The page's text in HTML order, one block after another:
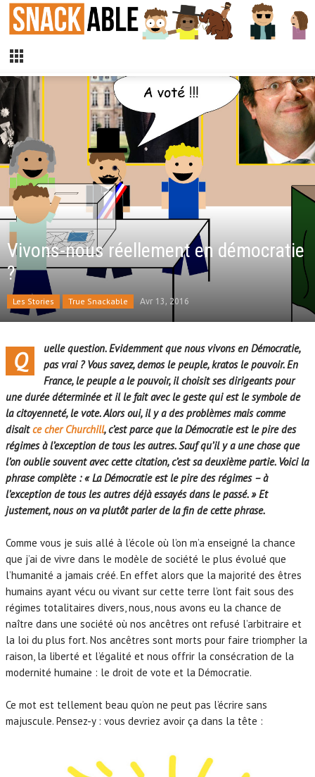
Vivons-nous réellement en démocratie
?
Les Stories True Snackable Avr 13, 2016
Q
uelle question. Evidemment que nous vivons en Démocratie,
pas vrai ? Vous savez, demos le peuple, kratos le pouvoir. En
France, le peuple a le pouvoir, il choisit ses dirigeants pour
une durée déterminée et il le fait avec le geste qui est le symbole de
la citoyenneté, le vote. Alors oui, il y a des problèmes mais comme
disaitce cher Churchill, c’est parce que la Démocratie est le pire des
régimes à l’exception de tous les autres. Sauf qu’il y a une chose que
l’on oublie souvent avec cette citation, c’est sa deuxième partie. Voici la
phrase complète : « La Démocratie est le pire des régimes – à
l’exception de tous les autres déjà essayés dans le passé. » Et
justement, nous on va plutôt parler de la fin de cette phrase.
Comme vous je suis allé à l’école où l’on m’a enseigné la chance
que j’ai de vivre dans le modèle de société le plus évolué que
l’humanité a jamais créé. En effet alors que la majorité des êtres
humains ayant vécu ou vivant sur cette terre l’ont fait sous des
régimes totalitaires divers, nous, nous avons eu la chance de
naître dans une société où nos ancêtres ont refusé l’arbitraire et
la loi du plus fort. Nos ancêtres sont morts pour faire triompher la
raison, la liberté et l’égalité et nous offrir la consécration de la
modernité humaine : le droit de vote et la Démocratie.
Ce mot est tellement beau qu’on ne peut pas l’écrire sans
majuscule. Pensez-y : vous devriez avoir ça dans la tête :